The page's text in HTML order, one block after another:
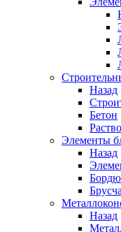
Назад
Бетон
Элементы
Назад
Назад